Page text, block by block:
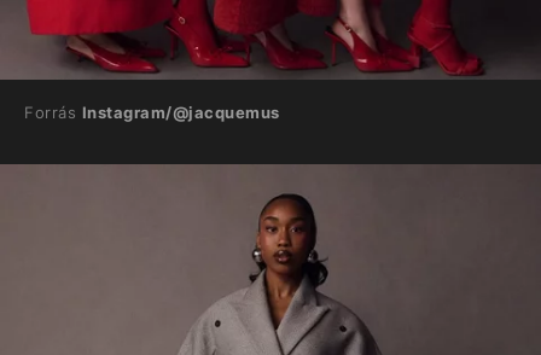
Forrás Instagram/@jacquemus